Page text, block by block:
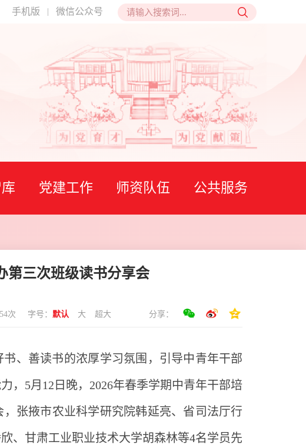
手机版 微信公众号
党建工作 师资队伍 公共服务
第三次班级读书分享会
次 字号： 默认 大 超大 分享：
、善读书的浓厚学习氛围，引导中青年干部
， 5月12日晚，2026年春季学期中青年干部培
张掖市农业科学研究院韩延亮、省司法厅行
、甘肃工业职业技术大学胡森林等4名学员先